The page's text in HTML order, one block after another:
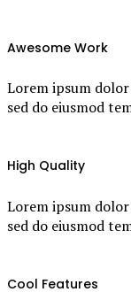
Awesome Work
Lorem ipsum
sed do eiusmod
High Quality
Lorem ipsum
sed do eiusmod
Cool Features